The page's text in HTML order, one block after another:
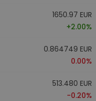
1650.97 EUR
+2.00%
0.864749 EUR
0.00%
513.480 EUR
-0.20%